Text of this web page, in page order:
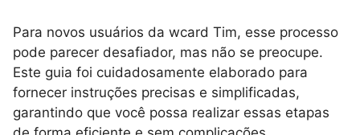
Para novos usuários da wcard Tim, esse processo
pode parecer desafiador, mas não se preocupe.
Este guia foi cuidadosamente elaborado para
fornecer instruções precisas e simplificadas,
garantindo que você possa realizar essas etapas